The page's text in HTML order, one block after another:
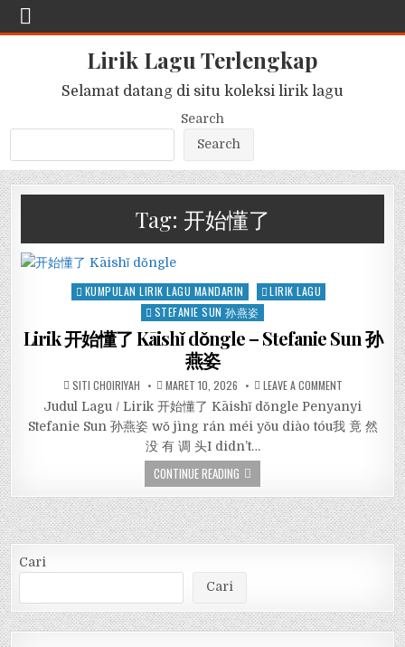
Lirik Lagu Terlengkap
Selamat datang di situ koleksi lirik lagu
Search
Search
Tag: 开始懂了
Posted
KUMPULAN LIRIK LAGU MANDARIN
LIRIK LAGU
STEFANIE SUN 孙燕姿
Lirik 开始懂了 Kāishǐ dǒngle – Stefanie Sun 孙
燕姿
SITI CHOIRIYAH MARET 10, 2026 LEAVE A COMMENT
Judul Lagu / Lirik 开始懂了 Kāishǐ dǒngle Penyanyi
Stefanie Sun 孙燕姿 wǒ jìng rán méi yǒu diào tóu我 竟 然
没 有 调 头I didn’t…
CONTINUE READING
Cari
Cari